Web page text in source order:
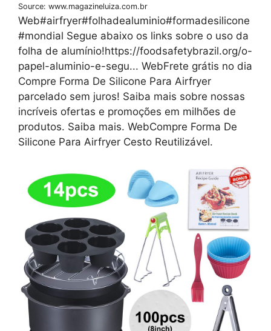
Source: www.magazineluiza.com.br
Web#airfryer#folhadealuminio#formadesilicone
#mondial Segue abaixo os links sobre o uso da
folha de alumínio!https://foodsafetybrazil.org/o-
papel-aluminio-e-segu... WebFrete grátis no dia
Compre Forma De Silicone Para Airfryer
parcelado sem juros! Saiba mais sobre nossas
incríveis ofertas e promoções em milhões de
produtos. Saiba mais. WebCompre Forma De
Silicone Para Airfryer Cesto Reutilizável.